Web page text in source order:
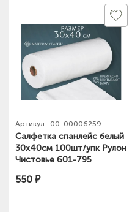
Артикул: 00-00006259
Салфетка спанлейс белый
30х40см 100шт/упк Рулон
Чистовье 601-795
550 ₽